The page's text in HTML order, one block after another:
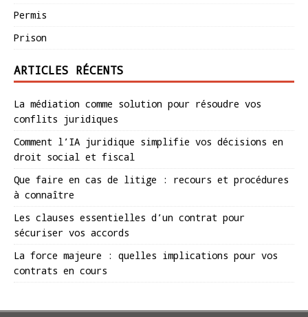
Permis
Prison
ARTICLES RÉCENTS
La médiation comme solution pour résoudre vos
conflits juridiques
Comment l’IA juridique simplifie vos décisions en
droit social et fiscal
Que faire en cas de litige : recours et procédures
à connaître
Les clauses essentielles d’un contrat pour
sécuriser vos accords
La force majeure : quelles implications pour vos
contrats en cours